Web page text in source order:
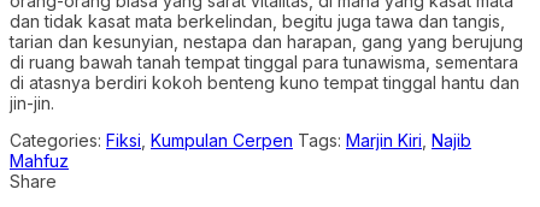
dan tidak kasat mata berkelindan, begitu juga tawa dan tangis,
tarian dan kesunyian, nestapa dan harapan, gang yang berujung
di ruang bawah tanah tempat tinggal para tunawisma, sementara
di atasnya berdiri kokoh benteng kuno tempat tinggal hantu dan
jin-jin.
Categories: Fiksi Kumpulan Cerpen Tags: Marjin Kiri Najib
Mahfuz
Share